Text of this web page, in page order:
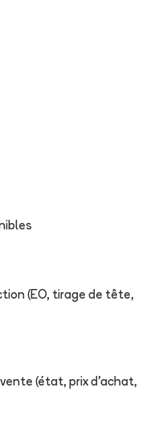
(EO, tirage de tête,
(état, prix d'achat,